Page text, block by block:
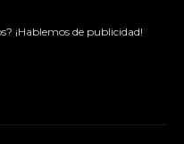
¡Hablemos de publicidad!